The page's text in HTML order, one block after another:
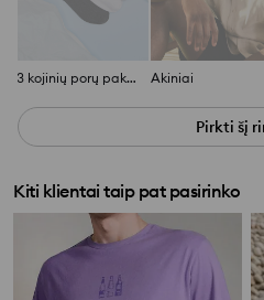
3 kojinių porų pakuotė Akiniai
Pirkti šį
Kiti klientai taip pat pasirinko